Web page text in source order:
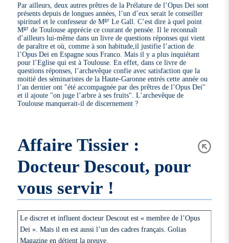
Par ailleurs, deux autres prêtres de la Prélature de l’Opus Dei sont
présents depuis de longues années, l’un d’eux serait le conseiller
spirituel et le confesseur de Mgr Le Gall. C’est dire à quel point
Mgr de Toulouse apprécie ce courant de pensée. Il le reconnaît
d’ailleurs lui-même dans un livre de questions réponses qui vient
de paraître et où, comme à son habitude,il justifie l’action de
l’Opus Dei en Espagne sous Franco. Mais il y a plus inquiétant
pour l’Eglise qui est à Toulouse. En effet, dans ce livre de
questions réponses, l’archevêque confie avec satisfaction que la
moitié des séminaristes de la Haute-Garonne entrés cette année ou
l’an dernier ont "été accompagnée par des prêtres de l’Opus Dei"
et il ajoute "on juge l’arbre à ses fruits". L’archevêque de
Toulouse manquerait-il de discernement ?
Affaire Tissier :
Docteur Descout, pour
vous servir !
Le discret et influent docteur Descout est « membre de l’Opus
Dei ». Mais il en est aussi l’un des cadres français. Golias
Magazine en détient la preuve.